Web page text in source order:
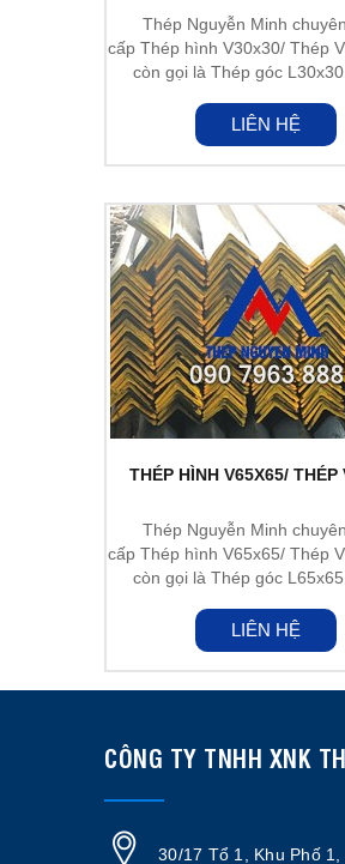
Thép Nguyễn Minh
cấp Thép hình V30x30/ Thép
còn gọi là Thép góc
LIÊN HỆ
THÉP HÌNH V65X65/ THÉP
Thép Nguyễn Minh
cấp Thép hình V65x65/ Thép
còn gọi là Thép góc
LIÊN HỆ
CÔNG TY TNHH XNK
30/17 Tổ 1, Khu Phố